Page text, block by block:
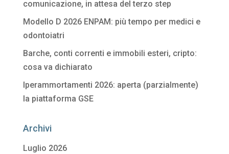
comunicazione, in attesa del terzo step
Modello D 2026 ENPAM: più tempo per medici e
odontoiatri
Barche, conti correnti e immobili esteri, cripto:
cosa va dichiarato
Iperammortamenti 2026: aperta (parzialmente)
la piattaforma GSE
Archivi
Luglio 2026